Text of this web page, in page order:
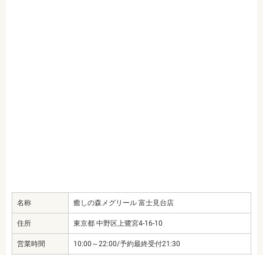
名称 癒しの森メグリール 富士見台店
住所 東京都 中野区上鷺宮4-16-10
営業時間 10:00～22:00/予約最終受付21:30